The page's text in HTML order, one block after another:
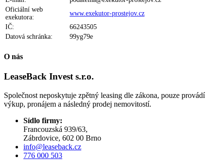
Oficiální web
exekutora:
www.exekutor-prostejov.cz
IČ:
66243505
Datová schránka:
99yg79e
O nás
LeaseBack Invests.r.o.
Společnost neposkytuje zpětný leasing dle zákona, pouze provádí
výkup, pronájem a následný prodej nemovitostí.
Sídlo firmy:
Francouzská 939/63,
Zábrdovice, 602 00 Brno
info@leaseback.cz
776 000 503